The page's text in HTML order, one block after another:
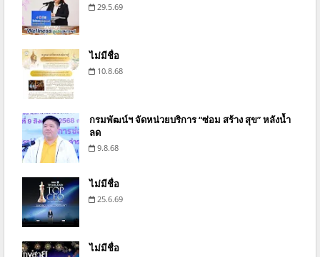
29.5.69
ไม่มีชื่อ
10.8.68
กรมพัฒน์ฯ จัดหน่วยบริการ “ซ่อม สร้าง สุข” หลังน้ำ
ลด
9.8.68
ไม่มีชื่อ
25.6.69
ไม่มีชื่อ